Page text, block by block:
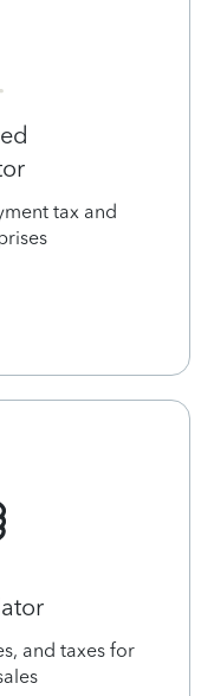
tax and
and taxes for